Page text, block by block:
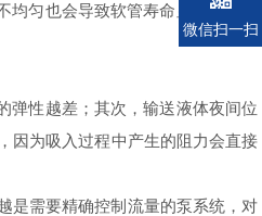
匀也会导致软管寿命显著降低，
性越差；其次，输送液体夜间位
因为吸入过程中产生的阻力会直接
需要精确控制流量的泵系统，对
微信扫一扫